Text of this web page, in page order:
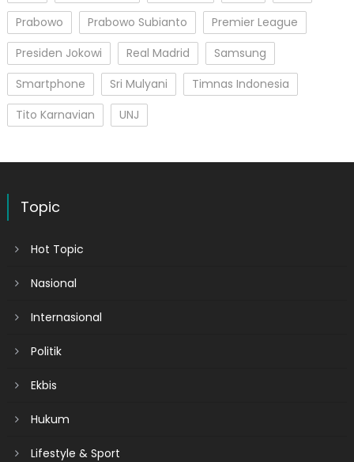
Prabowo
Prabowo Subianto
Premier League
Presiden Jokowi
Real Madrid
Samsung
Smartphone
Sri Mulyani
Timnas Indonesia
Tito Karnavian
UNJ
Topic
Hot Topic
Nasional
Internasional
Politik
Ekbis
Hukum
Lifestyle & Sport